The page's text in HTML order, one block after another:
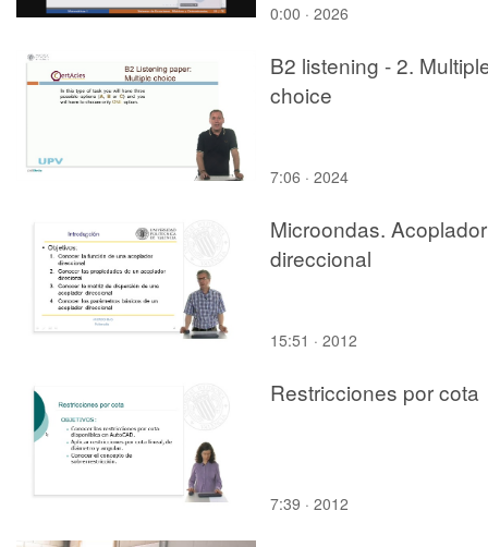
0:00 · 2026
B2 listening - 2.
choice
7:06 · 2024
Microondas. Acoplador
direccional
15:51 · 2012
Restricciones por cota
7:39 · 2012